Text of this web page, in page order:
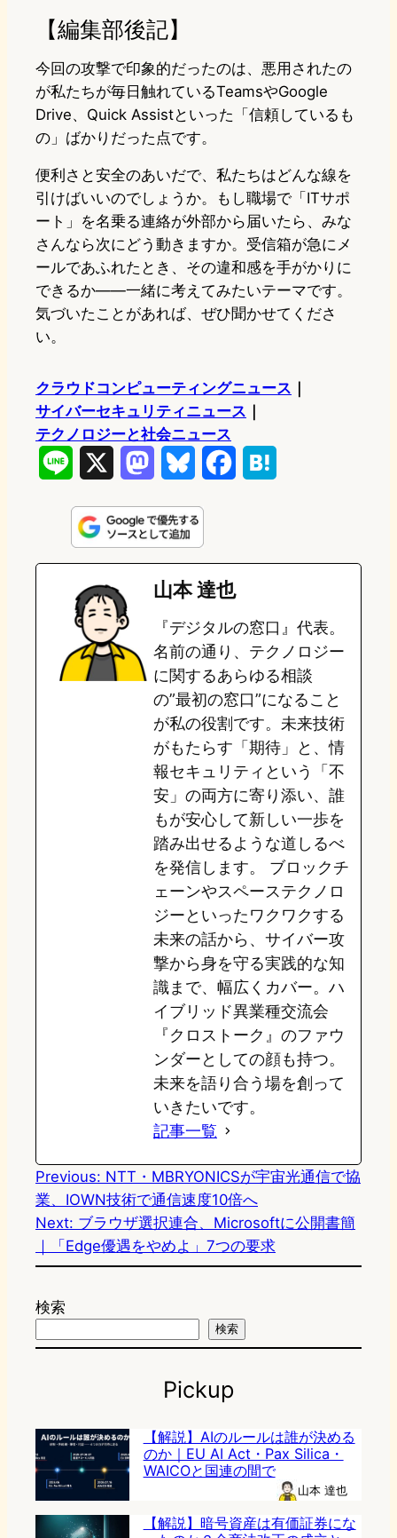
【編集部後記】
今回の攻撃で印象的だったのは、悪用されたの
が私たちが毎日触れているTeamsやGoogle
Drive、Quick Assistといった「信頼しているも
の」ばかりだった点です。
便利さと安全のあいだで、私たちはどんな線を
引けばいいのでしょうか。もし職場で「ITサポ
ート」を名乗る連絡が外部から届いたら、みな
さんなら次にどう動きますか。受信箱が急にメ
ールであふれたとき、その違和感を手がかりに
できるか——一緒に考えてみたいテーマです。
気づいたことがあれば、ぜひ聞かせてくださ
い。
クラウドコンピューティングニュース
サイバーセキュリティニュース
テクノロジーと社会ニュース
n
e
s
t
o
o
n
u
e
s
k
e
b
o
o
k
e
a
山本 達也
『デジタルの窓口』代表。
名前の通り、テクノロジー
に関するあらゆる相談
の”最初の窓口”になること
が私の役割です。未来技術
がもたらす「期待」と、情
報セキュリティという「不
安」の両方に寄り添い、誰
もが安心して新しい一歩を
踏み出せるような道しるべ
を発信します。 ブロックチ
ェーンやスペーステクノロ
ジーといったワクワクする
未来の話から、サイバー攻
撃から身を守る実践的な知
識まで、幅広くカバー。ハ
イブリッド異業種交流会
『クロストーク』のファウ
ンダーとしての顔も持つ。
未来を語り合う場を創って
いきたいです。
記事一覧
Previous: NTT・MBRYONICSが宇宙光通信で協
業、IOWN技術で通信速度10倍へ
Next: ブラウザ選択連合、Microsoftに公開書簡
｜「Edge優遇をやめよ」7つの要求
検索
検索
Pickup
【解説】AIのルールは誰が決める
のか｜EU AI Act・Pax Silica・
WAICOと国連の間で
山本 達也
【解説】暗号資産は有価証券にな